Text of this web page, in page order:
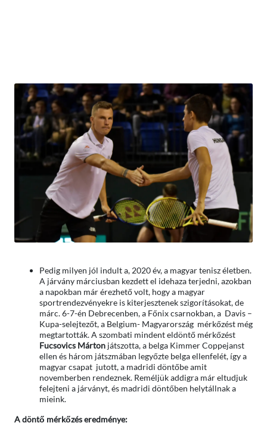
Pedig milyen jól indult a, 2020 év, a magyar tenisz életben.
A járvány márciusban kezdett el idehaza terjedni, azokban
a napokban már érezhető volt, hogy a magyar
sportrendezvényekre is kiterjesztenek szigorításokat, de
márc. 6-7-én Debrecenben, a Főnix csarnokban, a Davis –
Kupa-selejtezőt, a Belgium- Magyarország mérkőzést még
megtartották. A szombati mindent eldöntő mérkőzést
Fucsovics Mártonjátszotta, a belga Kimmer Coppejanst
ellen és három játszmában legyőzte belga ellenfelét, így a
magyar csapat jutott, a madridi döntőbe amit
novemberben rendeznek. Reméljük addigra már eltudjuk
felejteni a járványt, és madridi döntőben helytállnak a
mieink.
A döntő mérkőzés eredménye: